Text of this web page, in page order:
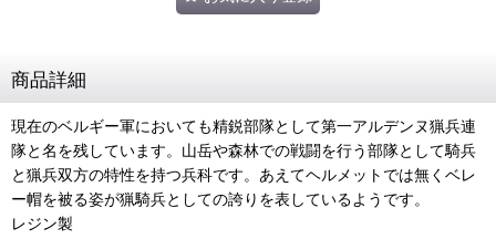
商品詳細
現在のベルギー軍においても精鋭部隊として第一アルデンヌ猟兵連
隊と名を残しています。山岳や森林での戦闘を行う部隊として騎兵
と猟兵双方の特性を持つ兵科です。あえてヘルメットでは無くベレ
ー帽を被る姿が猟騎兵としての誇りを表しているようです。
レジン製